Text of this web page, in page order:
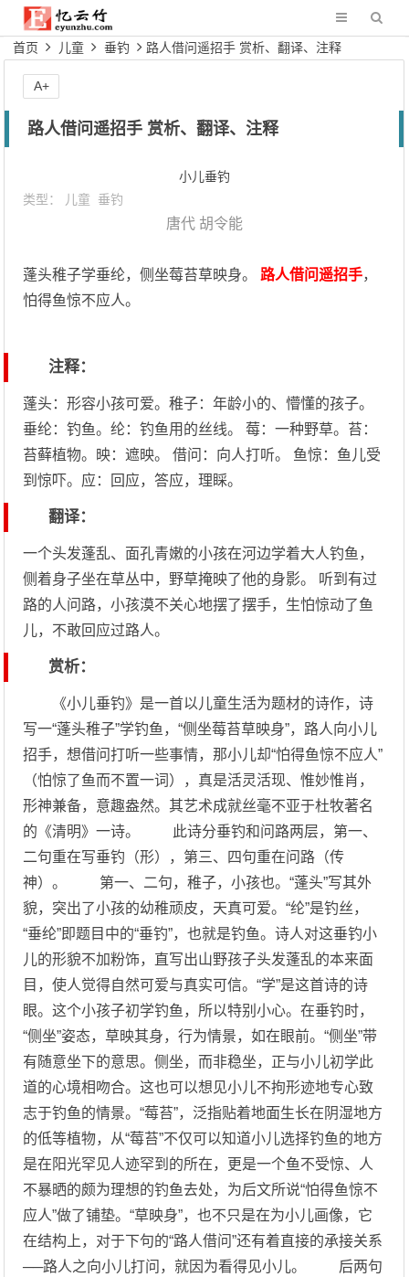
首页 儿童 垂钓 路人借问遥招手 赏析、翻译、注释
路人借问遥招手 赏析、翻译、注释
小儿垂钓
类型：
儿童 垂钓
唐代 胡令能
蓬头稚子学垂纶，侧坐莓苔草映身。 路人借问遥招手，
怕得鱼惊不应人。
注释：
蓬头：形容小孩可爱。稚子：年龄小的、懵懂的孩子。
垂纶：钓鱼。纶：钓鱼用的丝线。 莓：一种野草。苔：
苔藓植物。映：遮映。 借问：向人打听。 鱼惊：鱼儿受
到惊吓。应：回应，答应，理睬。
翻译：
一个头发蓬乱、面孔青嫩的小孩在河边学着大人钓鱼，
侧着身子坐在草丛中，野草掩映了他的身影。 听到有过
路的人问路，小孩漠不关心地摆了摆手，生怕惊动了鱼
儿，不敢回应过路人。
赏析：
《小儿垂钓》是一首以儿童生活为题材的诗作，诗
写一“蓬头稚子”学钓鱼，“侧坐莓苔草映身”，路人向小儿
招手，想借问打听一些事情，那小儿却“怕得鱼惊不应人”
（怕惊了鱼而不置一词），真是活灵活现、惟妙惟肖，
形神兼备，意趣盎然。其艺术成就丝毫不亚于杜牧著名
的《清明》一诗。 此诗分垂钓和问路两层，第一、
二句重在写垂钓（形），第三、四句重在问路（传
神）。 第一、二句，稚子，小孩也。“蓬头”写其外
貌，突出了小孩的幼稚顽皮，天真可爱。“纶”是钓丝，
“垂纶”即题目中的“垂钓”，也就是钓鱼。诗人对这垂钓小
儿的形貌不加粉饰，直写出山野孩子头发蓬乱的本来面
目，使人觉得自然可爱与真实可信。“学”是这首诗的诗
眼。这个小孩子初学钓鱼，所以特别小心。在垂钓时，
“侧坐”姿态，草映其身，行为情景，如在眼前。“侧坐”带
有随意坐下的意思。侧坐，而非稳坐，正与小儿初学此
道的心境相吻合。这也可以想见小儿不拘形迹地专心致
志于钓鱼的情景。“莓苔”，泛指贴着地面生长在阴湿地方
的低等植物，从“莓苔”不仅可以知道小儿选择钓鱼的地方
是在阳光罕见人迹罕到的所在，更是一个鱼不受惊、人
不暴晒的颇为理想的钓鱼去处，为后文所说“怕得鱼惊不
应人”做了铺垫。“草映身”，也不只是在为小儿画像，它
在结构上，对于下句的“路人借问”还有着直接的承接关系
──路人之向小儿打问，就因为看得见小儿。 后两句
A+